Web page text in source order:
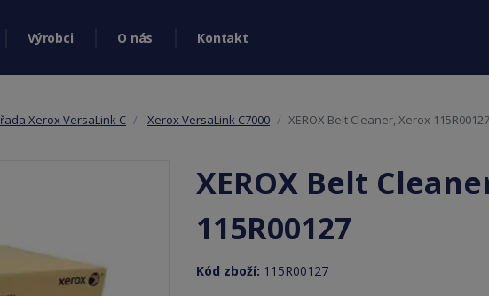
Výrobci O nás Kontakt
řada Xerox VersaLink C Xerox VersaLink C7000 XEROX Belt Cleaner, Xerox 115R00127
XEROX Belt
115R00127
Kód zboží: 115R00127